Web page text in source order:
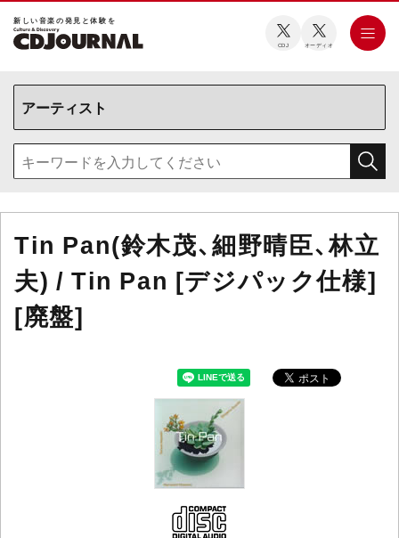
新しい⾳楽の発⾒と体験を
CDJ オーディオ
Tin Pan(鈴木茂、細野晴臣、林立
夫) / Tin Pan [デジパック仕様]
[廃盤]